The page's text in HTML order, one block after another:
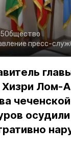
Общество
пресс-
Хизри Лом-